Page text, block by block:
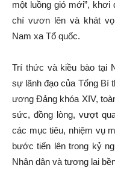
một luồng gió mới”,
chí vươn lên và khát
Nam xa Tổ quốc.
Trí thức và kiều bào tại
sự lãnh đạo của Tổng Bí
ương Đảng khóa XIV,
sức, đồng lòng, vượt
các mục tiêu, nhiệm vụ
bước tiến lên trong kỷ
Nhân dân và tương lai